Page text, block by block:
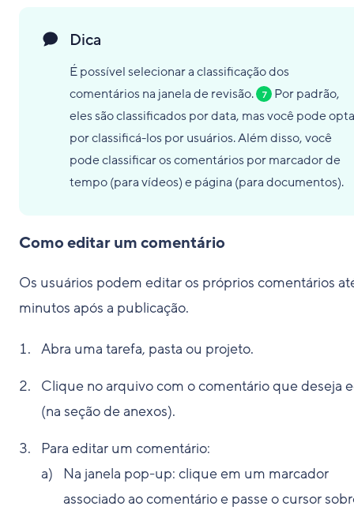
Dica
É possível selecionar a classificação dos
comentários na janela de revisão.
7
Por padrão,
eles são classificados por data, mas você pode
por classificá-los por usuários. Além disso, você
pode classificar os comentários por marcador de
tempo (para vídeos) e página (para documentos).
Como editar um comentário
Os usuários podem editar os próprios comentários
minutos após a publicação.
Abra uma tarefa, pasta ou projeto.
Clique no arquivo com o comentário que deseja
(na seção de anexos).
Para editar um comentário:
Na janela pop-up: clique em um marcador
associado ao comentário e passe o cursor